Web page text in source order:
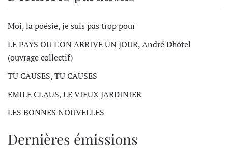
Moi, la poésie, je suis pas trop pour
LE PAYS OU L'ON ARRIVE UN JOUR, André Dhôtel
(ouvrage collectif)
TU CAUSES, TU CAUSES
EMILE CLAUS, LE VIEUX JARDINIER
LES BONNES NOUVELLES
Dernières émissions